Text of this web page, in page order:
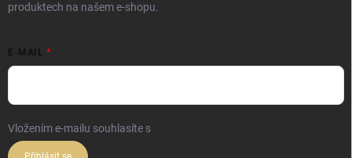
produktech na našem e-shopu.
E-MAIL
Vložením e-mailu souhlasíte s